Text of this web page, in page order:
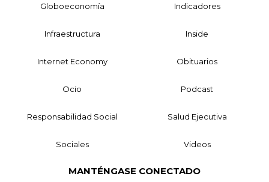
Globoeconomía Indicadores
Infraestructura Inside
Internet Economy Obituarios
Ocio Podcast
Responsabilidad Social Salud Ejecutiva
Sociales Videos
MANTÉNGASE CONECTADO